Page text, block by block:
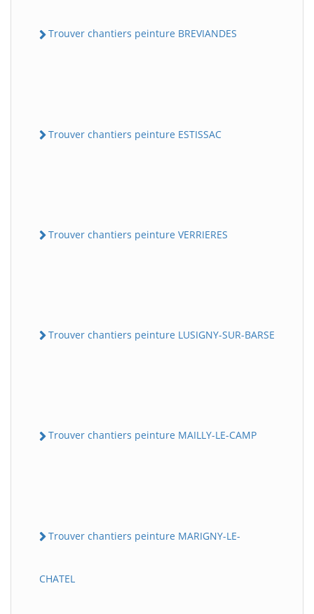
Trouver chantiers peinture BREVIANDES
Trouver chantiers peinture ESTISSAC
Trouver chantiers peinture VERRIERES
Trouver chantiers peinture LUSIGNY-SUR-BARSE
Trouver chantiers peinture MAILLY-LE-CAMP
Trouver chantiers peinture MARIGNY-LE-
CHATEL